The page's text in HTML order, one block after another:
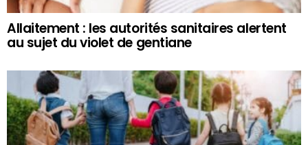
Allaitement : les autorités sanitaires alertent
au sujet du violet de gentiane